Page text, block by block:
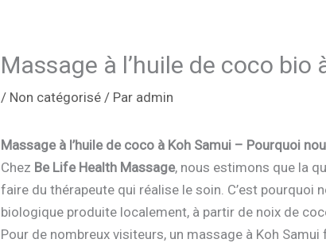
Massage à l’huile de coco bio
/ Non catégorisé / Par admin
Massage à l’huile de coco à Koh Samui – Pourquoi
Chez Be Life Health Massage, nous estimons que la
faire du thérapeute qui réalise le soin. C’est pourquoi
biologique produite localement, à partir de noix de
Pour de nombreux visiteurs, un massage à Koh